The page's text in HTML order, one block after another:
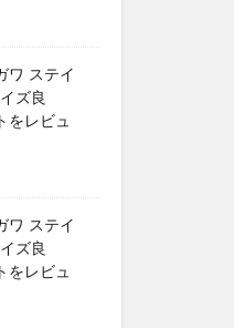
ワ ステイ
ズ良
をレビュ
ワ ステイ
ズ良
をレビュ